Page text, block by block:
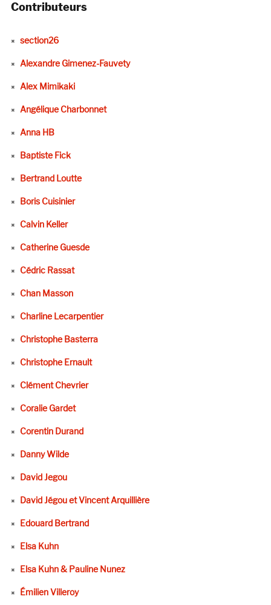
Contributeurs
section26
Alexandre Gimenez-Fauvety
Alex Mimikaki
Angélique Charbonnet
Anna HB
Baptiste Fick
Bertrand Loutte
Boris Cuisinier
Calvin Keller
Catherine Guesde
Cédric Rassat
Chan Masson
Charline Lecarpentier
Christophe Basterra
Christophe Ernault
Clément Chevrier
Coralie Gardet
Corentin Durand
Danny Wilde
David Jegou
David Jégou et Vincent Arquillière
Edouard Bertrand
Elsa Kuhn
Elsa Kuhn & Pauline Nunez
Émilien Villeroy